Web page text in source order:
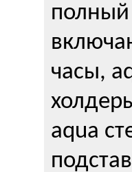
полный
часы,
aqua